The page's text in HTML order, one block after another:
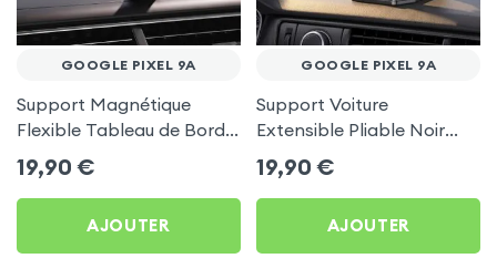
GOOGLE PIXEL 9A
Support Magnétique
Flexible Tableau de Bord
et Écran central pour
Google Pixel 9a
19,90 €
AJOUTER
GOOGLE PIXEL 9A
Support Voiture
Extensible Pliable Noir
Carbone pour Google
Pixel 9a
19,90 €
AJOUTER